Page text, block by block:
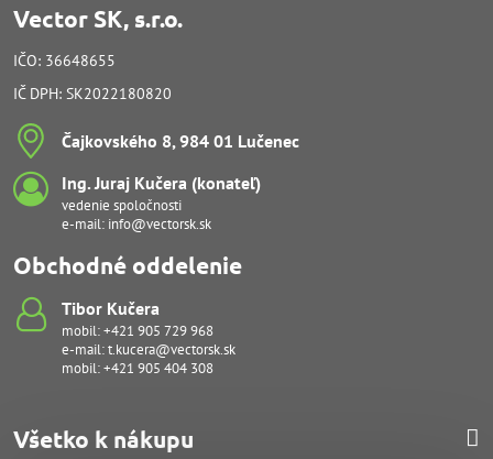
Vector SK, s.r.o.
IČO: 36648655
IČ DPH: SK2022180820
Čajkovského 8, 984 01 Lučenec
Ing​. Juraj Kučera (konateľ)
vedenie spoločnosti
e-mail: info@vectorsk.sk
Obchodné oddelenie
Tibor Kučera
mobil:+421 905 729 968
e-mail:t.kucera@vectorsk.sk
mobil:+421 905 404 308
Všetko k nákupu